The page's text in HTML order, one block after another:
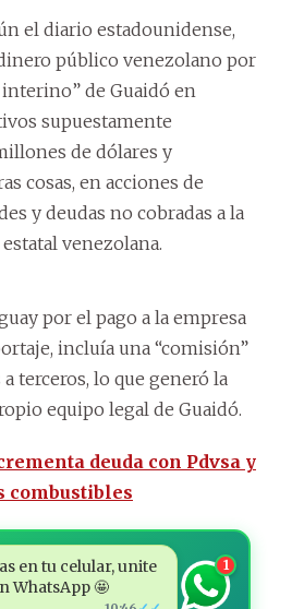
el diario estadounidense,
público venezolano por
de Guaidó en
supuestamente
de dólares y
cosas, en acciones de
y deudas no cobradas a la
venezolana.
por el pago a la empresa
incluía una “comisión”
terceros, lo que generó la
equipo legal de Guaidó.
deuda con Pdvsa y
combustibles
en tu celular, unite
WhatsApp 🤩
1